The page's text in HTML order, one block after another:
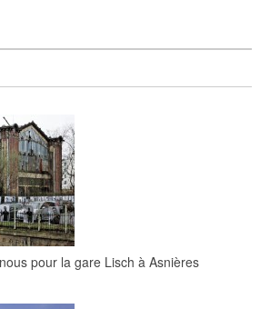
pour la gare Lisch à Asnières